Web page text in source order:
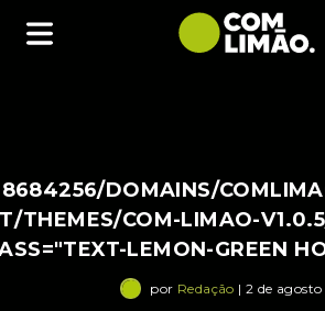
DOMAINS/
THEMES/COM-LIMAO-
LEMON-GREEN
por Redação | 2 de agosto